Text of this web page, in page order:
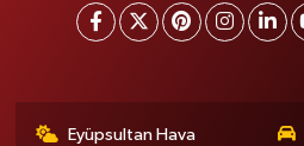
Eyüpsultan Hava